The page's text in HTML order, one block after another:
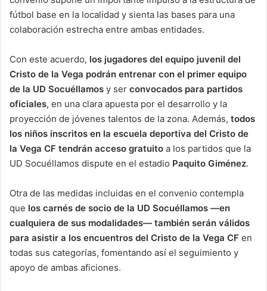
fútbol base en la localidad y sienta las bases para una
colaboración estrecha entre ambas entidades.
Con este acuerdo, los jugadores del equipo juvenil del
Cristo de la Vega podrán entrenar con el primer equipo
de la UD Socuéllamos y ser convocados para partidos
oficiales, en una clara apuesta por el desarrollo y la
proyección de jóvenes talentos de la zona. Además, todos
los niños inscritos en la escuela deportiva del Cristo de
la Vega CF tendrán acceso gratuito a los partidos que la
UD Socuéllamos dispute en el estadio Paquito Giménez.
Otra de las medidas incluidas en el convenio contempla
que los carnés de socio de la UD Socuéllamos —en
cualquiera de sus modalidades— también serán válidos
para asistir a los encuentros del Cristo de la Vega CF en
todas sus categorías, fomentando así el seguimiento y
apoyo de ambas aficiones.